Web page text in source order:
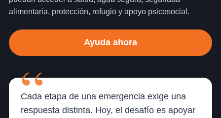
alimentaria, protección, refugio y apoyo psicosocial.
Ayuda ahora
Cada etapa de una emergencia exige una
respuesta distinta. Hoy, el desafío es apoyar